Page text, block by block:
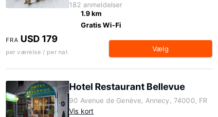
182 anmeldelser
1.9 km
Gratis Wi-Fi
FRA USD 179
per værelse / per nat Vælg
Hotel Restaurant Bellevue
90 Avenue de Genève, Annecy, 74000, FR
Vis kort